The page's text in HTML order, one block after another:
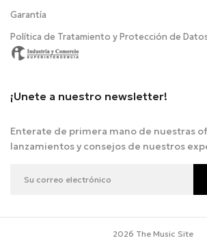
Garantía
Política de Tratamiento y Protección de
¡Unete a nuestro newsletter!
Enterate de primera mano de nuestras
lanzamientos y consejos de nuestros
2026 The Music Site